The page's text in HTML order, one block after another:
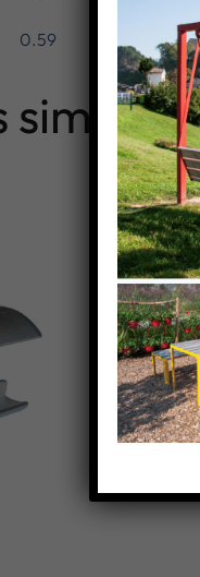
0.59